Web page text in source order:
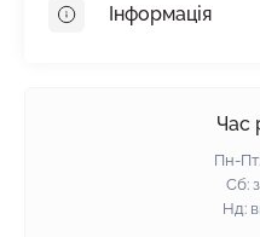
Пінопласт
Інформація
Гарантія та повернення
Політика конфіденційності
Час
Пн-
Сб:
Нд: